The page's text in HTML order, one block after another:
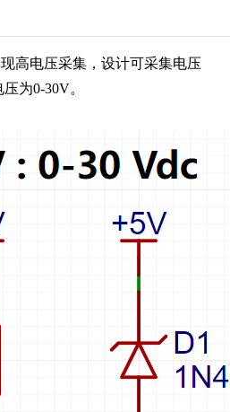
高电压采集，设计可采集电压
为0-30V。